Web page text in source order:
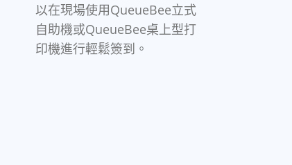
以在現場使用QueueBee立式
自助機或QueueBee桌上型打
印機進行輕鬆簽到。